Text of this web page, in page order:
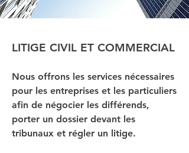
LITIGE CIVIL ET COMMERCIAL
Nous offrons les services nécessaires
pour les entreprises et les particuliers
afin de négocier les différends,
porter un dossier devant les
tribunaux et régler un litige.